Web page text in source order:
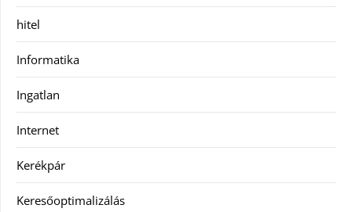
hitel
Informatika
Ingatlan
Internet
Kerékpár
Keresőoptimalizálás